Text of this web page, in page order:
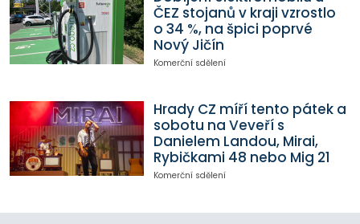
ČEZ stojanů v kraji vzrostlo
o 34 %, na špici poprvé
Nový Jičín
Komerční sdělení
Hrady CZ míří tento pátek a
sobotu na Veveří s
Danielem Landou, Mirai,
Rybičkami 48 nebo Mig 21
Komerční sdělení